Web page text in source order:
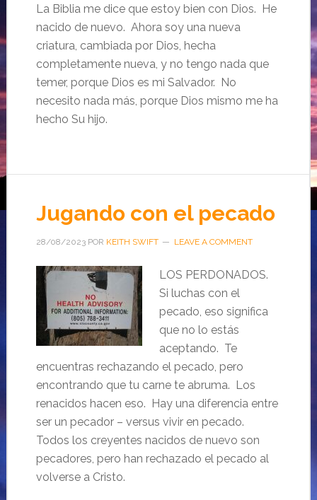
La Biblia me dice que estoy bien con Dios. He
nacido de nuevo. Ahora soy una nueva
criatura, cambiada por Dios, hecha
completamente nueva, y no tengo nada que
temer, porque Dios es mi Salvador. No
necesito nada más, porque Dios mismo me ha
hecho Su hijo.
Jugando con el pecado
28/08/2023POR KEITH SWIFT LEAVE A COMMENT
LOS PERDONADOS.
Si luchas con el
pecado, eso significa
que no lo estás
aceptando. Te
encuentras rechazando el pecado, pero
encontrando que tu carne te abruma. Los
renacidos hacen eso. Hay una diferencia entre
ser un pecador – versus vivir en pecado.
Todos los creyentes nacidos de nuevo son
pecadores, pero han rechazado el pecado al
volverse a Cristo.